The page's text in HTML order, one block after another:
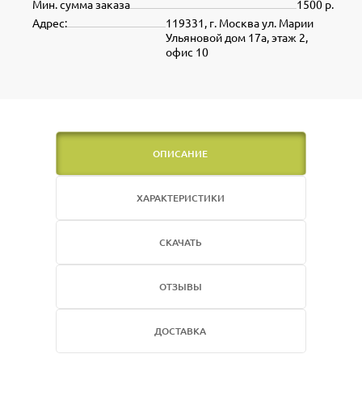
1500 р.
Мин. сумма заказа
119331, г. Москва ул. Марии
Ульяновой дом 17а, этаж 2,
офис 10
Адрес:
ОПИСАНИЕ
ХАРАКТЕРИСТИКИ
СКАЧАТЬ
ОТЗЫВЫ
ДОСТАВКА